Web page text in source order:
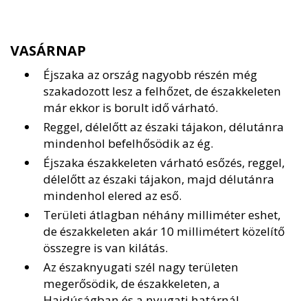
VASÁRNAP
Éjszaka az ország nagyobb részén még
szakadozott lesz a felhőzet, de északkeleten
már ekkor is borult idő várható.
Reggel, délelőtt az északi tájakon, délutánra
mindenhol befelhősödik az ég.
Éjszaka északkeleten várható esőzés, reggel,
délelőtt az északi tájakon, majd délutánra
mindenhol elered az eső.
Területi átlagban néhány milliméter eshet,
de északkeleten akár 10 millimétert közelítő
összegre is van kilátás.
Az északnyugati szél nagy területen
megerősödik, de északkeleten, a